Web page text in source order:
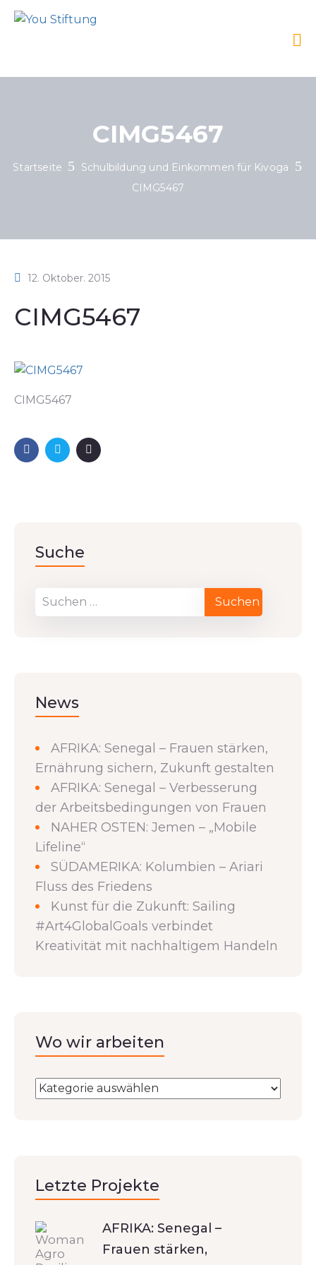
CIMG5467
Startseite
Schulbildung und Einkommen für Kivoga
CIMG5467
12. Oktober. 2015
CIMG5467
CIMG5467
Suche
News
AFRIKA: Senegal – Frauen stärken,
Ernährung sichern, Zukunft gestalten
AFRIKA: Senegal – Verbesserung
der Arbeitsbedingungen von Frauen
NAHER OSTEN: Jemen – „Mobile
Lifeline“
SÜDAMERIKA: Kolumbien – Ariari
Fluss des Friedens
Kunst für die Zukunft: Sailing
#Art4GlobalGoals verbindet
Kreativität mit nachhaltigem Handeln
Wo wir arbeiten
Letzte Projekte
AFRIKA: Senegal –
Frauen stärken,